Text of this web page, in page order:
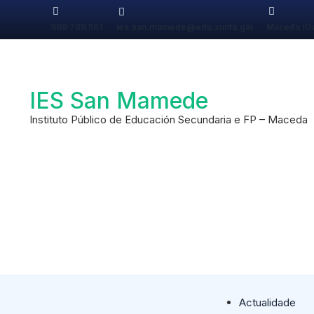
IES San Mamede
Instituto Público de Educación Secundaria e FP – Maceda
Actualidade